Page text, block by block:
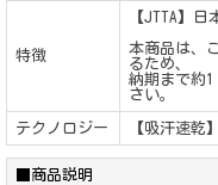
特徴
【JTTA】
本商品は、
るため、
納期まで約
さい。
テクノロジー 【吸汗速乾】
■商品説明